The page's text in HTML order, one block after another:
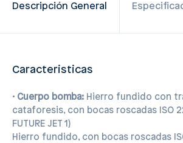
Descripción General
Caracteristicas
• Cuerpo bomba: Hierro fundido con
cataforesis, con bocas roscadas ISO
FUTURE JET 1)
Hierro fundido, con bocas roscadas